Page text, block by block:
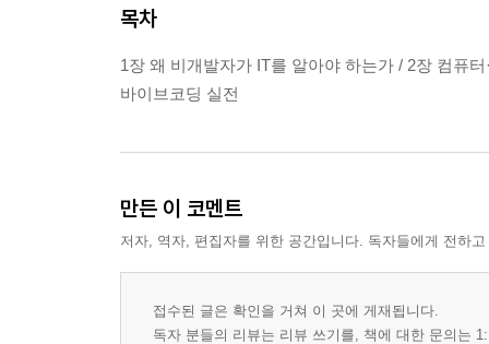
목차
1장 왜 비개발자가 IT를 알아야 하는가 / 2장 컴퓨터
바이브코딩 실전
만든 이 코멘트
저자, 역자, 편집자를 위한 공간입니다. 독자들에게 전하
접수된 글은 확인을 거쳐 이 곳에 게재됩니다.
독자 분들의 리뷰는 리뷰 쓰기를, 책에 대한 문의는